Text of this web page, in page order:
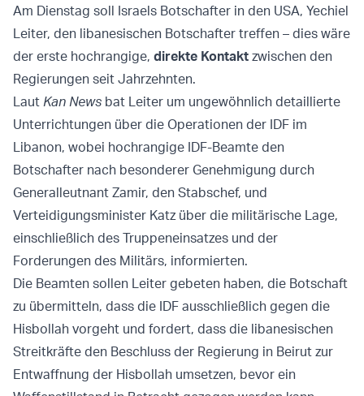
Am Dienstag soll Israels Botschafter in den USA, Yechiel
Leiter, den libanesischen Botschafter treffen – dies wäre
der erste hochrangige, direkte Kontakt zwischen den
Regierungen seit Jahrzehnten.
Laut Kan News bat Leiter um ungewöhnlich detaillierte
Unterrichtungen über die Operationen der IDF im
Libanon, wobei hochrangige IDF-Beamte den
Botschafter nach besonderer Genehmigung durch
Generalleutnant Zamir, den Stabschef, und
Verteidigungsminister Katz über die militärische Lage,
einschließlich des Truppeneinsatzes und der
Forderungen des Militärs, informierten.
Die Beamten sollen Leiter gebeten haben, die Botschaft
zu übermitteln, dass die IDF ausschließlich gegen die
Hisbollah vorgeht und fordert, dass die libanesischen
Streitkräfte den Beschluss der Regierung in Beirut zur
Entwaffnung der Hisbollah umsetzen, bevor ein